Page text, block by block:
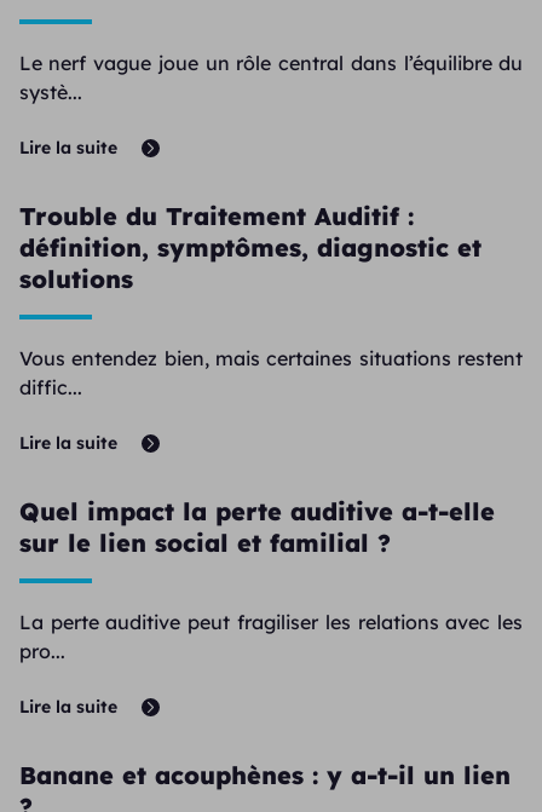
Le nerf vague joue un rôle central dans l’équilibre du
systè...
Lire la suite
Trouble du Traitement Auditif :
définition, symptômes, diagnostic et
solutions
Vous entendez bien, mais certaines situations restent
diffic...
Lire la suite
Quel impact la perte auditive a-t-elle
sur le lien social et familial ?
La perte auditive peut fragiliser les relations avec les
pro...
Lire la suite
Banane et acouphènes : y a-t-il un lien